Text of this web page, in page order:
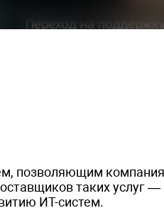
позволяющим
таких услуг
ИТ-систем.